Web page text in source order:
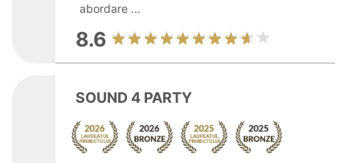
abordare ...
8.6
SOUND 4 PARTY